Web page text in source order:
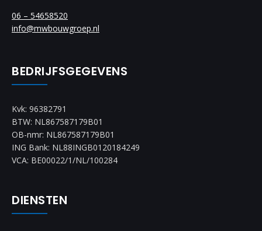
06 – 54658520
info@mwbouwgroep.nl
BEDRIJFSGEGEVENS
Kvk: 96382791
BTW: NL867587179B01
OB-nmr: NL867587179B01
ING Bank: NL88INGB0120184249
VCA: BE00022/1/NL/100284
DIENSTEN